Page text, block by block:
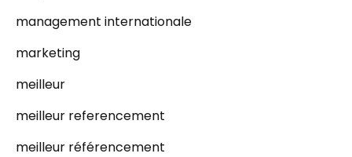
management internationale
marketing
meilleur
meilleur referencement
meilleur référencement